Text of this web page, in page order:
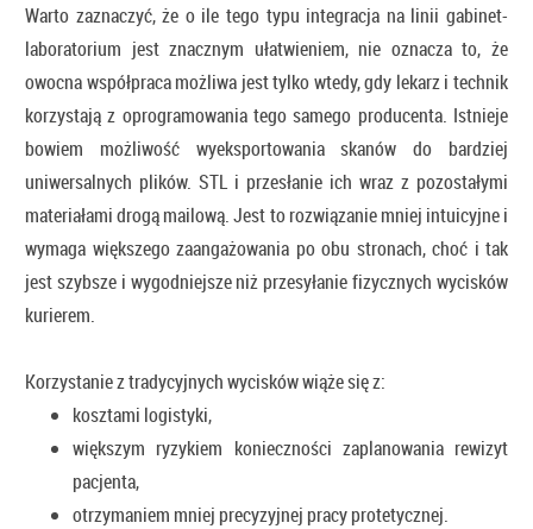
Warto zaznaczyć, że o ile tego typu integracja na linii gabinet-
laboratorium jest znacznym ułatwieniem, nie oznacza to, że
owocna współpraca możliwa jest tylko wtedy, gdy lekarz i technik
korzystają z oprogramowania tego samego producenta. Istnieje
bowiem możliwość wyeksportowania skanów do bardziej
uniwersalnych plików. STL i przesłanie ich wraz z pozostałymi
materiałami drogą mailową. Jest to rozwiązanie mniej intuicyjne i
wymaga większego zaangażowania po obu stronach, choć i tak
jest szybsze i wygodniejsze niż przesyłanie fizycznych wycisków
kurierem.
Korzystanie z tradycyjnych wycisków wiąże się z:
kosztami logistyki,
większym ryzykiem konieczności zaplanowania rewizyt
pacjenta,
otrzymaniem mniej precyzyjnej pracy protetycznej.